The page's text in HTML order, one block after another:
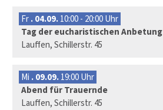
Fr . 04.09. 10:00 - 20:00 Uhr
Tag der eucharistischen Anbetung
Lauffen, Schillerstr. 45
Mi . 09.09. 19:00 Uhr
Abend für Trauernde
Lauffen, Schillerstr. 45